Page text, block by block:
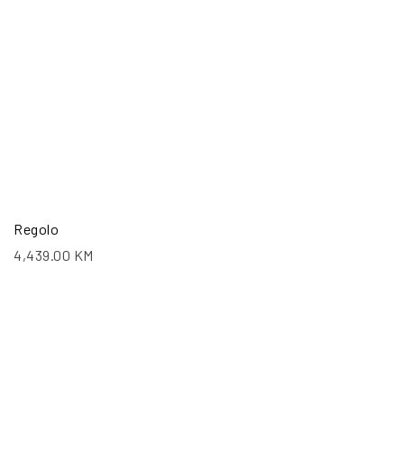
Regolo
4,439.00 KM